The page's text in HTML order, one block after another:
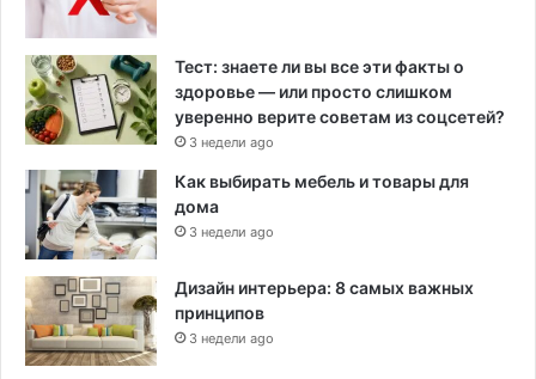
Тест: знаете ли вы все эти факты о
здоровье — или просто слишком
уверенно верите советам из соцсетей?
3 недели ago
Как выбирать мебель и товары для
дома
3 недели ago
Дизайн интерьера: 8 самых важных
принципов
3 недели ago